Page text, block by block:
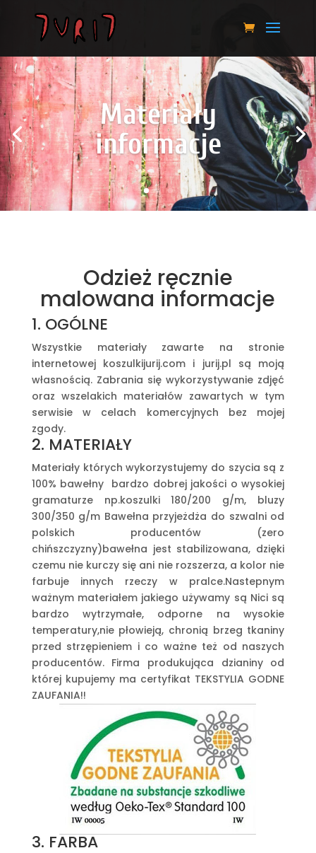
Materiały
informacje
Odzież ręcznie
malowana informacje
1. OGÓLNE
Wszystkie materiały zawarte na stronie
internetowej koszulkijurij.com i jurij.pl są moją
własnością. Zabrania się wykorzystywanie zdjęć
oraz wszelakich materiałów zawartych w tym
serwisie w celach komercyjnych bez mojej
zgody.
2. MATERIAŁY
Materiały których wykorzystujemy do szycia są z
100% bawełny bardzo dobrej jakości o wysokiej
gramaturze np.koszulki 180/200 g/m, bluzy
300/350 g/m Bawełna przyjeżdża do szwalni od
polskich producentów (zero
chińszczyzny)bawełna jest stabilizowana, dzięki
czemu nie kurczy się ani nie rozszerza, a kolor nie
farbuje innych rzeczy w pralce.Nastepnym
ważnym materiałem jakiego używamy są Nici są
bardzo wytrzymałe, odporne na wysokie
temperatury,nie płowieją, chronią brzeg tkaniny
przed strzępieniem i co ważne też od naszych
producentów. Firma produkująca dzianiny od
której kupujemy ma certyfikat TEKSTYLIA GODNE
ZAUFANIA!!
3. FARBA